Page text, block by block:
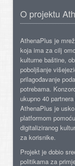
O projektu
AthenaPlus je
koja ima za cilj
kulturne baštine,
poboljšanje
prilagođavanje
potrebama.
ukupno 40
AthenaPlus je
platformom
digitaliziranog
za korisnike.
Projekt je dobio
politikama za